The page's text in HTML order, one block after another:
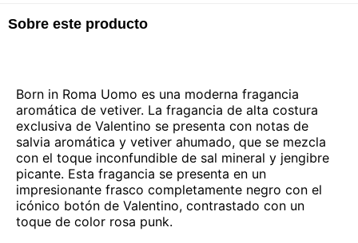
Sobre este producto
Born in Roma Uomo es una moderna fragancia
aromática de vetiver. La fragancia de alta costura
exclusiva de Valentino se presenta con notas de
salvia aromática y vetiver ahumado, que se mezcla
con el toque inconfundible de sal mineral y jengibre
picante. Esta fragancia se presenta en un
impresionante frasco completamente negro con el
icónico botón de Valentino, contrastado con un
toque de color rosa punk.